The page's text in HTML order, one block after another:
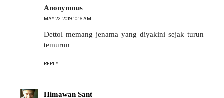
Anonymous
MAY 22, 2019 10:16 AM
Dettol memang jenama yang diyakini sejak turun
temurun
REPLY
Himawan Sant